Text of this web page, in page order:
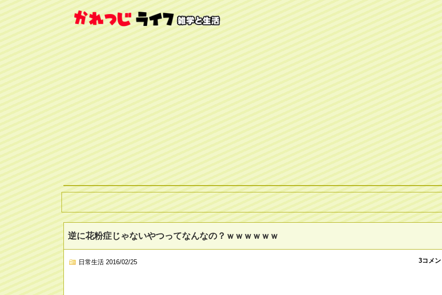
逆に花粉症じゃないやつってなんなの？ｗｗｗｗｗｗ
日常生活 2016/02/25 3コメン